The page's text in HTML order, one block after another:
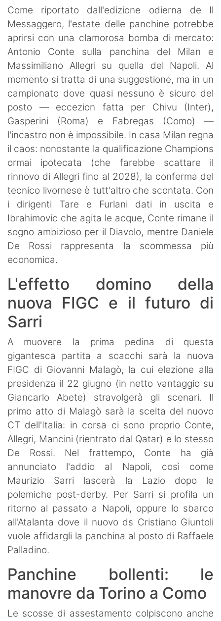
Come riportato dall'edizione odierna de Il
Messaggero, l'estate delle panchine potrebbe
aprirsi con una clamorosa bomba di mercato:
Antonio Conte sulla panchina del Milan e
Massimiliano Allegri su quella del Napoli. Al
momento si tratta di una suggestione, ma in un
campionato dove quasi nessuno è sicuro del
posto — eccezion fatta per Chivu (Inter),
Gasperini (Roma) e Fabregas (Como) —
l'incastro non è impossibile. In casa Milan regna
il caos: nonostante la qualificazione Champions
ormai ipotecata (che farebbe scattare il
rinnovo di Allegri fino al 2028), la conferma del
tecnico livornese è tutt'altro che scontata. Con
i dirigenti Tare e Furlani dati in uscita e
Ibrahimovic che agita le acque, Conte rimane il
sogno ambizioso per il Diavolo, mentre Daniele
De Rossi rappresenta la scommessa più
economica.
L'effetto domino della
nuova FIGC e il futuro di
Sarri
A muovere la prima pedina di questa
gigantesca partita a scacchi sarà la nuova
FIGC di Giovanni Malagò, la cui elezione alla
presidenza il 22 giugno (in netto vantaggio su
Giancarlo Abete) stravolgerà gli scenari. Il
primo atto di Malagò sarà la scelta del nuovo
CT dell'Italia: in corsa ci sono proprio Conte,
Allegri, Mancini (rientrato dal Qatar) e lo stesso
De Rossi. Nel frattempo, Conte ha già
annunciato l'addio al Napoli, così come
Maurizio Sarri lascerà la Lazio dopo le
polemiche post-derby. Per Sarri si profila un
ritorno al passato a Napoli, oppure lo sbarco
all'Atalanta dove il nuovo ds Cristiano Giuntoli
vuole affidargli la panchina al posto di Raffaele
Palladino.
Panchine bollenti: le
manovre da Torino a Como
Le scosse di assestamento colpiscono anche